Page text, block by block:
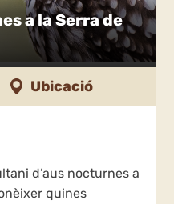
a la Serra de
Ubicació
d’aus nocturnes a
quines